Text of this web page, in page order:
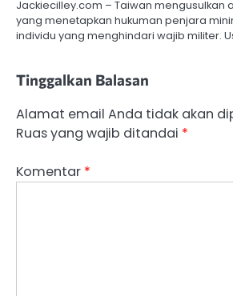
Jackiecilley.com – Taiwan mengusulkan
yang menetapkan hukuman penjara
individu yang menghindari wajib militer.
Tinggalkan Balasan
Alamat email Anda tidak akan
Ruas yang wajib ditandai *
Komentar *